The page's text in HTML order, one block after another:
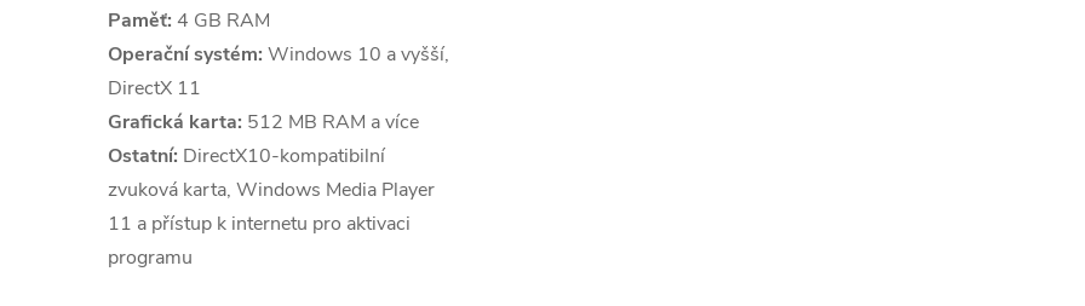
Paměť: 4 GB RAM
Operační systém: Windows 10 a vyšší,
DirectX 11
Grafická karta: 512 MB RAM a více
Ostatní: DirectX10-kompatibilní
zvuková karta, Windows Media Player
11 a přístup k internetu pro aktivaci
programu